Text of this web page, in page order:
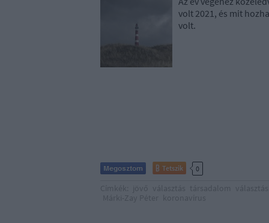
volt 2021, és mit
volt.
Tetszik 0